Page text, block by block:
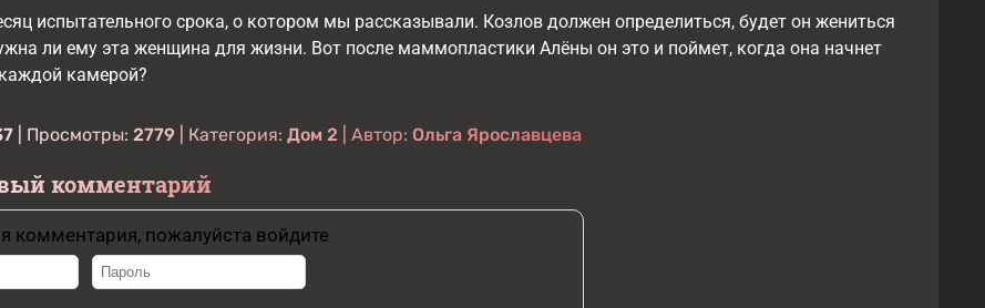
испытательного срока, о котором мы рассказывали. Козлов должен определиться, будет он жениться
ли ему эта женщина для жизни. Вот после маммопластики Алёны он это и поймет, когда она начнет
камерой?
| Просмотры: 2779 | Категория: Дом 2 | Автор: Ольга Ярославцева
комментарий
комментария, пожалуйста войдите